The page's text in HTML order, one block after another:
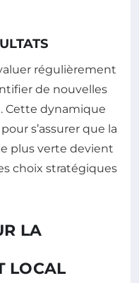
régulièrement
de nouvelles
Cette dynamique
s’assurer que la
plus verte devient
choix stratégiques
LA
LOCAL